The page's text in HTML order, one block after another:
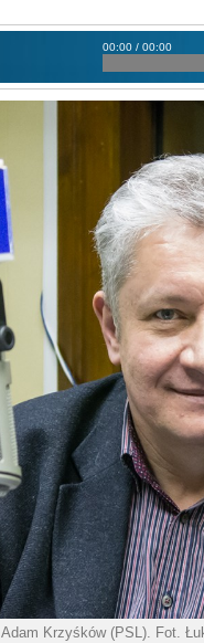
00:00 / 00:00
Adam Krzyśków (PSL). Fot.